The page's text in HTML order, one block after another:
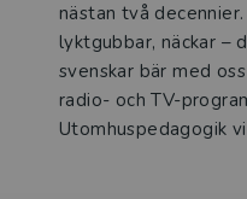
nästan två
lyktgubbar, näckar –
svenskar bär med
radio- och TV-
Utomhuspedagogik